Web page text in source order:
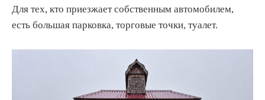
Для тех, кто приезжает собственным автомобилем,
есть большая парковка, торговые точки, туалет.